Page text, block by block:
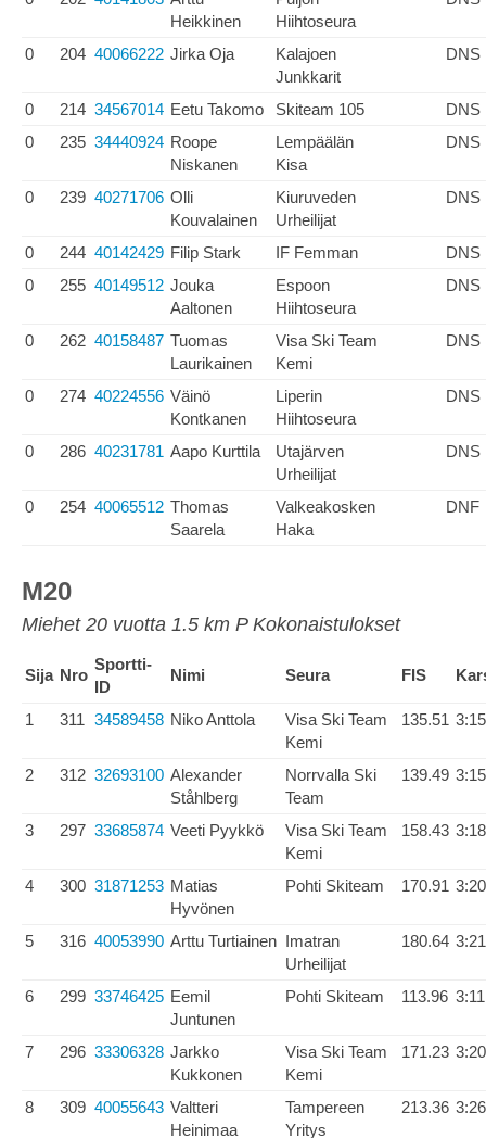
Heikkinen
Hiihtoseura
0 204 40066222 Jirka Oja
Kalajoen
Junkkarit
DNS
0 214 34567014 Eetu Takomo Skiteam 105
DNS
0
235 34440924 Roope
Niskanen
Lempäälän
Kisa
DNS
0 239 40271706 Olli
Kouvalainen
Kiuruveden
Urheilijat
DNS
0 244 40142429 Filip Stark IF Femman
DNS
0
255 40149512 Jouka
Aaltonen
Espoon
Hiihtoseura
DNS
0 262 40158487 Tuomas
Laurikainen
Visa Ski Team
Kemi
DNS
0 274 40224556 Väinö
Kontkanen
Liperin
Hiihtoseura
DNS
0 286 40231781 Aapo Kurttila
Utajärven
Urheilijat
DNS
0 254 40065512 Thomas
Saarela
Valkeakosken
Haka
DNF
M20
Miehet 20 vuotta 1.5 km P Kokonaistulokset
Sija Nro
Sportti-
ID
Nimi Seura FIS
1 311 34589458 Niko Anttola
Visa Ski Team
Kemi
135.51
2 312 32693100 Alexander
Ståhlberg
Norrvalla Ski
Team
139.49
3 297 33685874 Veeti Pyykkö
Visa Ski Team
Kemi
158.43
4 300 31871253 Matias
Hyvönen
Pohti Skiteam 170.91
5 316 40053990 Arttu Turtiainen Imatran
Urheilijat
180.64
6 299 33746425 Eemil
Juntunen
Pohti Skiteam 113.96
7 296 33306328 Jarkko
Kukkonen
Visa Ski Team
Kemi
171.23
8 309 40055643 Valtteri
Heinimaa
Tampereen
Yritys
213.36